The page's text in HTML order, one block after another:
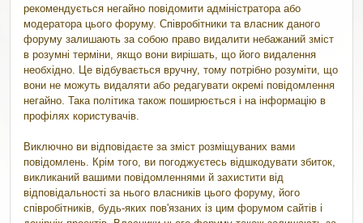
рекомендується негайно повідомити адміністратора або
модератора цього форуму. Співробітники та власник даного
форуму залишають за собою право видалити небажаний зміст
в розумні терміни, якщо вони вирішать, що його видалення
необхідно. Це відбувається вручну, тому потрібно розуміти, що
вони не можуть видаляти або редагувати окремі повідомлення
негайно. Така політика також поширюється і на інформацію в
профілях користувачів.
Виключно ви відповідаєте за зміст розміщуваних вами
повідомлень. Крім того, ви погоджуєтесь відшкодувати збиток,
викликаний вашими повідомленнями й захистити від
відповідальності за нього власників цього форуму, його
співробітників, будь-яких пов'язаних із цим форумом сайтів і